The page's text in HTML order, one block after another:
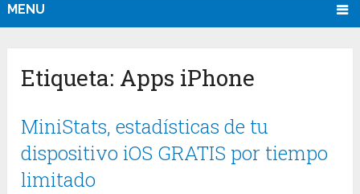
MENU
Etiqueta: Apps iPhone
MiniStats, estadísticas de tu
dispositivo iOS GRATIS por tiempo
limitado